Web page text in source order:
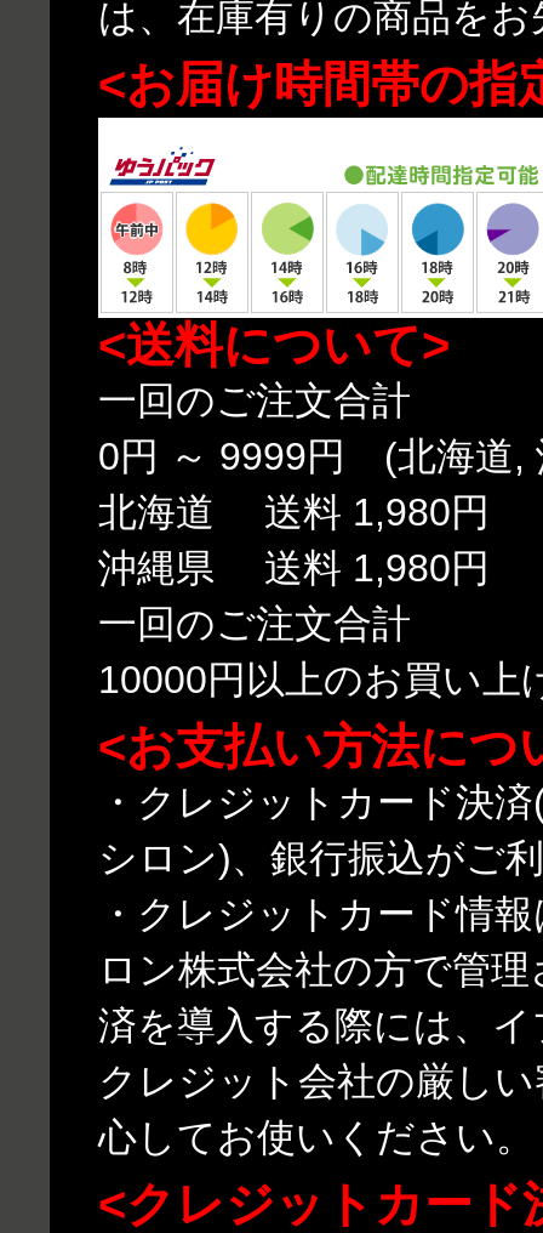
は、在庫有りの商品を
<お届け時間帯の指
<送料について>
一回のご注文合計
0円 ～ 9999円 (北海道,
北海道 送料 1,980円
沖縄県 送料 1,980円
一回のご注文合計
10000円以上のお買い上
<お支払い方法につ
・クレジットカード決
シロン)、銀行振込がご
・クレジットカード情
ロン株式会社の方で管
済を導入する際には、
クレジット会社の厳し
心してお使いください。
<クレジットカード